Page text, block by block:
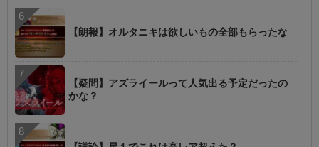
【朗報】オルタニキは欲しいもの全部もらったな
【疑問】アズライールって人気出る予定だったの
かな？